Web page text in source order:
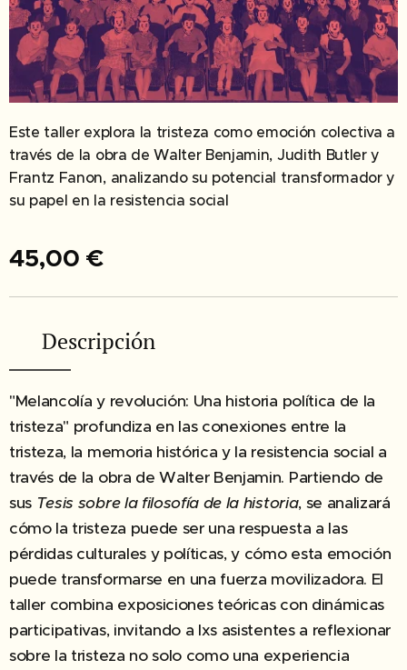
Este taller explora la tristeza como emoción colectiva a
través de la obra de Walter Benjamin, Judith Butler y
Frantz Fanon, analizando su potencial transformador y
su papel en la resistencia social
45,00 €
✔︎ Descripción
"Melancolía y revolución: Una historia política de la
tristeza" profundiza en las conexiones entre la
tristeza, la memoria histórica y la resistencia social a
través de la obra de Walter Benjamin. Partiendo de
sus Tesis sobre la filosofía de la historia, se analizará
cómo la tristeza puede ser una respuesta a las
pérdidas culturales y políticas, y cómo esta emoción
puede transformarse en una fuerza movilizadora. El
taller combina exposiciones teóricas con dinámicas
participativas, invitando a lxs asistentes a reflexionar
sobre la tristeza no solo como una experiencia